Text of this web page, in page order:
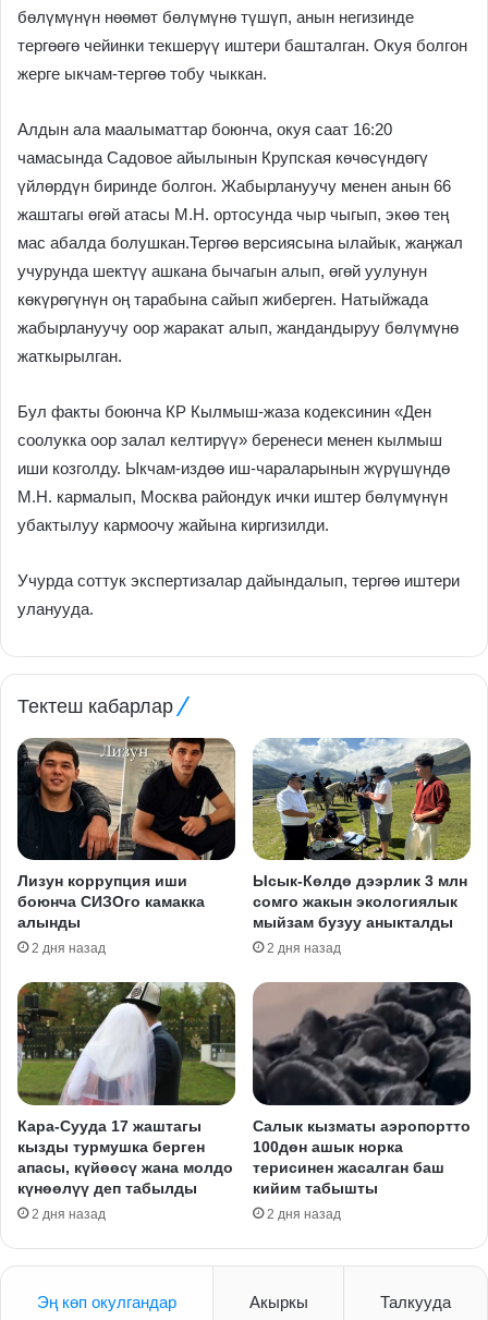
бөлүмүнүн нөөмөт бөлүмүнө түшүп, анын негизинде
тергөөгө чейинки текшерүү иштери башталган. Окуя болгон
жерге ыкчам-тергөө тобу чыккан.
Алдын ала маалыматтар боюнча, окуя саат 16:20
чамасында Садовое айылынын Крупская көчөсүндөгү
үйлөрдүн биринде болгон. Жабырлануучу менен анын 66
жаштагы өгөй атасы М.Н. ортосунда чыр чыгып, экөө тең
мас абалда болушкан.Тергөө версиясына ылайык, жаңжал
учурунда шектүү ашкана бычагын алып, өгөй уулунун
көкүрөгүнүн оң тарабына сайып жиберген. Натыйжада
жабырлануучу оор жаракат алып, жандандыруу бөлүмүнө
жаткырылган.
Бул факты боюнча КР Кылмыш-жаза кодексинин «Ден
соолукка оор залал келтирүү» беренеси менен кылмыш
иши козголду. Ыкчам-издөө иш-чараларынын жүрүшүндө
М.Н. кармалып, Москва райондук ички иштер бөлүмүнүн
убактылуу кармоочу жайына киргизилди.
Учурда соттук экспертизалар дайындалып, тергөө иштери
уланууда.
Тектеш кабарлар
Лизун коррупция иши
боюнча СИЗОго камакка
алынды
2 дня назад
Ысык-Көлдө дээрлик 3 млн
сомго жакын экологиялык
мыйзам бузуу аныкталды
2 дня назад
Кара-Сууда 17 жаштагы
кызды турмушка берген
апасы, күйөөсү жана молдо
күнөөлүү деп табылды
2 дня назад
Салык кызматы аэропортто
100дөн ашык норка
терисинен жасалган баш
кийим табышты
2 дня назад
Эң көп окулгандар Акыркы Талкууда